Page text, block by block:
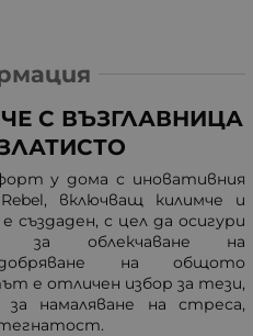
С ВЪЗГЛАВНИЦА
у дома с иновативния
включващ килимче и
създаден, с цел да осигури
за облекчаване на
на общото
е отличен избор за тези,
намаляване на стреса,